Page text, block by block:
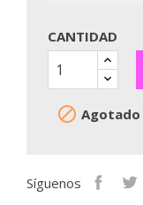
CANTIDAD
 Agotado
Síguenos